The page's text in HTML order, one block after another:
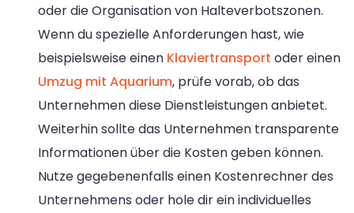
oder die Organisation von Halteverbotszonen.
Wenn du spezielle Anforderungen hast, wie
beispielsweise einen Klaviertransport oder einen
Umzug mit Aquarium, prüfe vorab, ob das
Unternehmen diese Dienstleistungen anbietet.
Weiterhin sollte das Unternehmen transparente
Informationen über die Kosten geben können.
Nutze gegebenenfalls einen Kostenrechner des
Unternehmens oder hole dir ein individuelles